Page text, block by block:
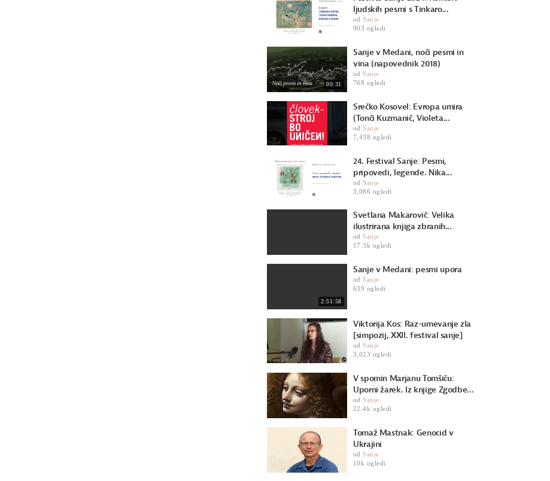
ljudskih pesmi s Tinkaro...
odSanje
903 ogledi
00:31
Sanje v Medani, noči pesmi in
vina (napovednik 2018)
odSanje
768 ogledi
Srečko Kosovel: Evropa umira
(Tonči Kuzmanič, Violeta...
odSanje
7,438 ogledi
24. Festival Sanje: Pesmi,
pripovedi, legende. Nika...
odSanje
3,086 ogledi
Svetlana Makarovič: Velika
ilustrirana knjiga zbranih...
odSanje
17.3k ogledi
2:51:58
Sanje v Medani: pesmi upora
odSanje
639 ogledi
Viktorija Kos: Raz-umevanje zla
[simpozij, XXII. festival sanje]
odSanje
3,023 ogledi
V spomin Marjanu Tomšiču:
Uporni žarek. Iz knjige Zgodbe...
odSanje
22.4k ogledi
Tomaž Mastnak: Genocid v
Ukrajini
odSanje
10k ogledi